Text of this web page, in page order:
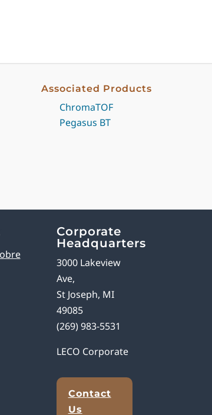
Associated Products
ChromaTOF
Pegasus BT
Corporate
Headquarters
3000 Lakeview
Ave,
St Joseph, MI
49085
(269) 983-5531
LECO Corporate
Contact
Us